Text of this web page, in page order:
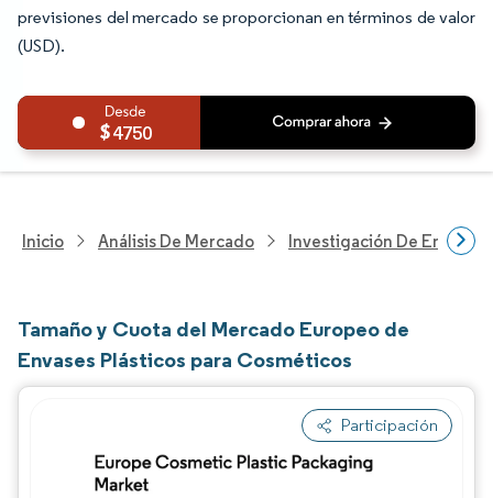
previsiones del mercado se proporcionan en términos de valor
(USD).
4750
Inicio Análisis De Mercado Investigación De Envases
Tamaño y Cuota del Mercado Europeo de
Envases Plásticos para Cosméticos
Participación